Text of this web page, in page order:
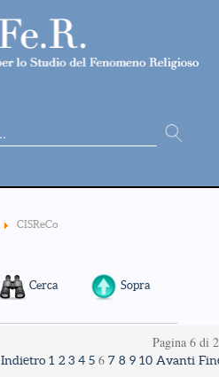
CISReCo
Cerca Sopra
Pagina 6 di
Indietro 1 2 3 4 5 6 7 8 9 10 Avanti